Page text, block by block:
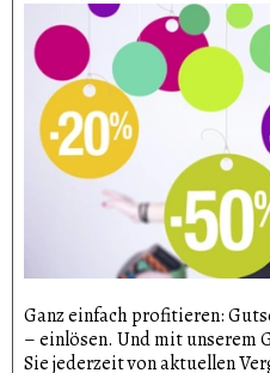
Ganz einfach profitieren:
– einlösen. Und mit unserem
Sie jederzeit von aktuellen